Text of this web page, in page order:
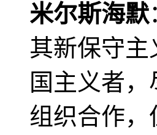
米尔斯海默
其新保守
国主义者
组织合作